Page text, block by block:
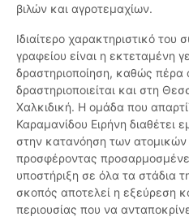
βιλών και αγροτεμαχίων.
Ιδιαίτερο χαρακτηριστικό του
γραφείου είναι η εκτεταμένη
δραστηριοποίηση, καθώς πέρα
δραστηριοποιείται και στη
Χαλκιδική. Η ομάδα που
Καραμανίδου Ειρήνη διαθέτει
στην κατανόηση των
προσφέροντας
υποστήριξη σε όλα τα στάδια
σκοπός αποτελεί η εξεύρεση
περιουσίας που να